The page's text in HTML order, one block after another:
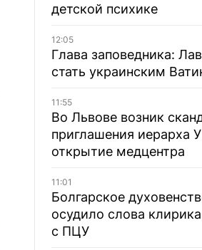
детской психике
12:05
Глава заповедника:
стать украинским
11:55
Во Львове возник
приглашения иерарха
открытие медцентра
11:01
Болгарское
осудило слова
с ПЦУ